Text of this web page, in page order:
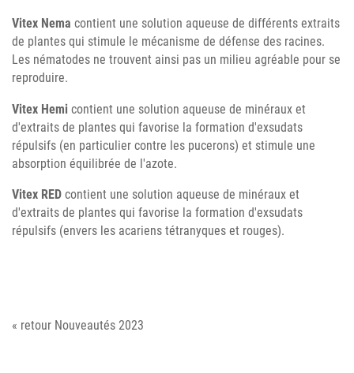
Vitex Nema contient une solution aqueuse de différents extraits
de plantes qui stimule le mécanisme de défense des racines.
Les nématodes ne trouvent ainsi pas un milieu agréable pour se
reproduire.
Vitex Hemi contient une solution aqueuse de minéraux et
d'extraits de plantes qui favorise la formation d'exsudats
répulsifs (en particulier contre les pucerons) et stimule une
absorption équilibrée de l'azote.
Vitex RED contient une solution aqueuse de minéraux et
d'extraits de plantes qui favorise la formation d'exsudats
répulsifs (envers les acariens tétranyques et rouges).
« retour Nouveautés 2023